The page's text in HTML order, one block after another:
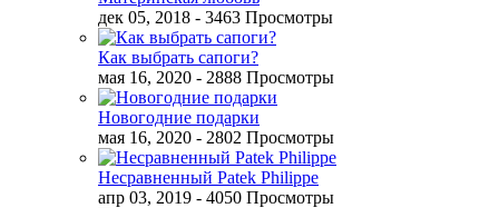
дек 05, 2018 - 3463 Просмотры
Как выбрать сапоги?
мая 16, 2020 - 2888 Просмотры
Новогодние подарки
мая 16, 2020 - 2802 Просмотры
Несравненный Patek Philippe
апр 03, 2019 - 4050 Просмотры